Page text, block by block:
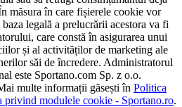
măsura în care fișierele cookie vor
legală a prelucrării acestora va fi
care constă în asigurarea unui
și al activităților de marketing ale
săi de încredere. Administratorul
este Sportano.com Sp. z o.o.
multe informații găsești în Politica
privind modulele cookie - Sportano.ro.